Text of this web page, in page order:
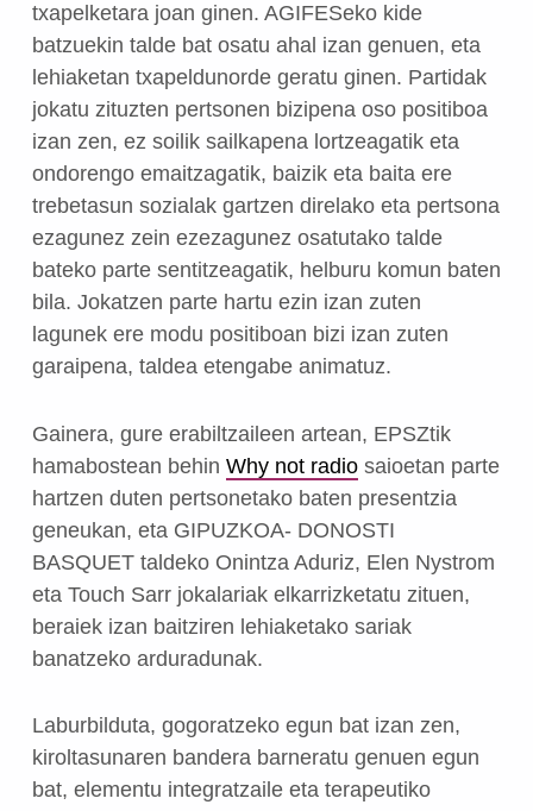
txapelketara joan ginen. AGIFESeko kide
batzuekin talde bat osatu ahal izan genuen, eta
lehiaketan txapeldunorde geratu ginen. Partidak
jokatu zituzten pertsonen bizipena oso positiboa
izan zen, ez soilik sailkapena lortzeagatik eta
ondorengo emaitzagatik, baizik eta baita ere
trebetasun sozialak gartzen direlako eta pertsona
ezagunez zein ezezagunez osatutako talde
bateko parte sentitzeagatik, helburu komun baten
bila. Jokatzen parte hartu ezin izan zuten
lagunek ere modu positiboan bizi izan zuten
garaipena, taldea etengabe animatuz.
Gainera, gure erabiltzaileen artean, EPSZtik
hamabostean behin Why not radiosaioetan parte
hartzen duten pertsonetako baten presentzia
geneukan, eta GIPUZKOA- DONOSTI
BASQUET taldeko Onintza Aduriz, Elen Nystrom
eta Touch Sarr jokalariak elkarrizketatu zituen,
beraiek izan baitziren lehiaketako sariak
banatzeko arduradunak.
Laburbilduta, gogoratzeko egun bat izan zen,
kiroltasunaren bandera barneratu genuen egun
bat, elementu integratzaile eta terapeutiko